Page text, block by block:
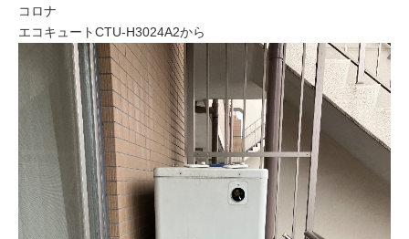
コロナ
エコキュートCTU-H3024A2から